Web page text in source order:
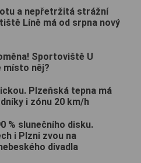
a nepřetržitá strážní
Líně má od srpna nový
Sportoviště U
místo něj?
Plzeňská tepna má
i zónu 20 km/h
% slunečního disku.
i Plzni zvou na
divadla